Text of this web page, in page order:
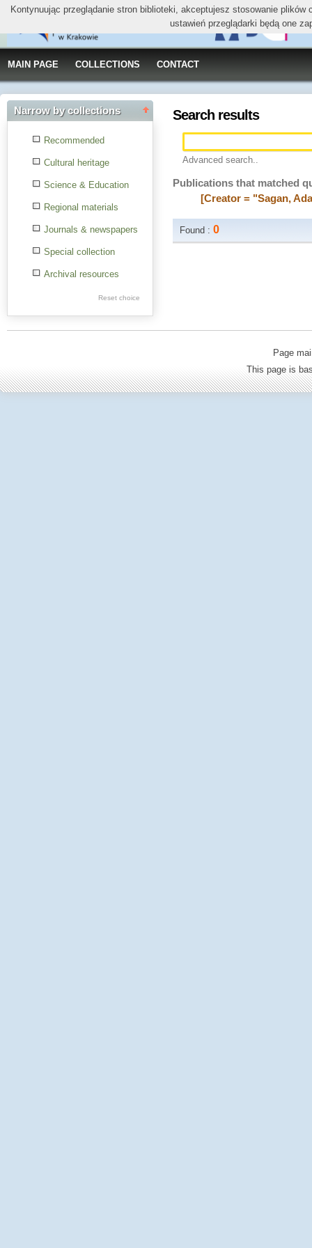
MAIN PAGE COLLECTIONS CONTACT
Narrow by collections
Recommended
Cultural heritage
Science & Education
Regional materials
Journals & newspapers
Special collection
Archival resources
Reset choice
Search results
Advanced search..
Publications that matched
[Creator = "Sagan,
Found :0
Page
This page is
Kontynuując przeglądanie stron biblioteki, akceptujesz stosowanie
ustawień przeglądarki będą one